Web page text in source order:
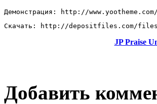
Демонстрация: http://
Скачать: http://depositfiles.com/
JP Praise
Добавить